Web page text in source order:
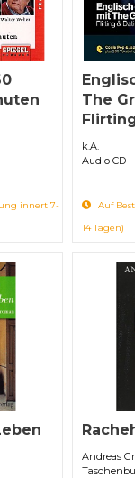
innert 7-
The
k.A.
Audio CD
Auf
14 Tagen)
Andreas